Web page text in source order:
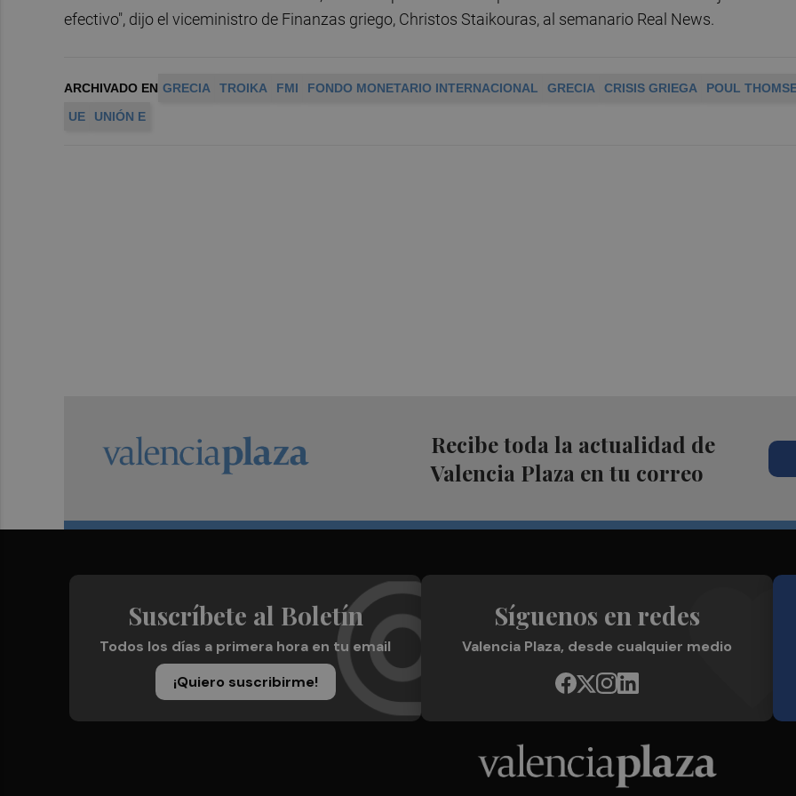
efectivo", dijo el viceministro de Finanzas griego, Christos Staikouras, al semanario Real News.
ARCHIVADO EN GRECIA TROIKA FMI FONDO MONETARIO INTERNACIONAL GRECIA CRISIS GRIEGA
POUL
UE
UNIÓN E
Recibe toda la actualidad de
Valencia Plaza en tu correo
Suscríbete al Boletín
Todos los días a primera hora en tu email
¡Quiero suscribirme!
Síguenos en redes
Valencia Plaza, desde cualquier medio